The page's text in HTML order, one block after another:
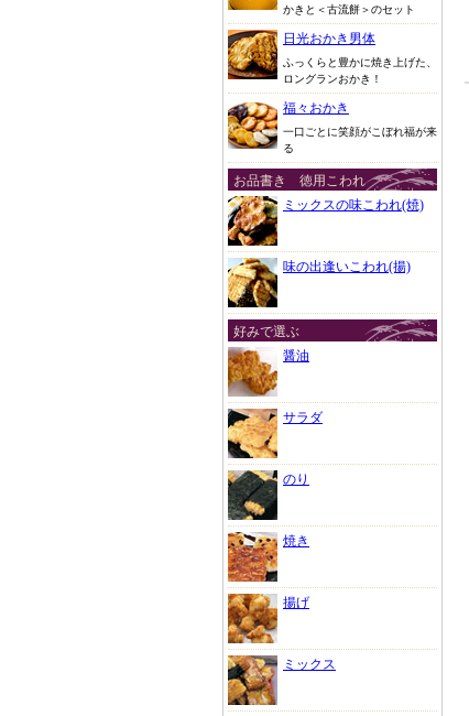
かきと＜古流餅＞のセット
日光おかき男体
ふっくらと豊かに焼き上げた、
ロングランおかき！
福々おかき
一口ごとに笑顔がこぼれ福が来
る
お品書き 徳用こわれ
ミックスの味こわれ(焼)
味の出逢いこわれ(揚)
好みで選ぶ
醤油
サラダ
のり
焼き
揚げ
ミックス